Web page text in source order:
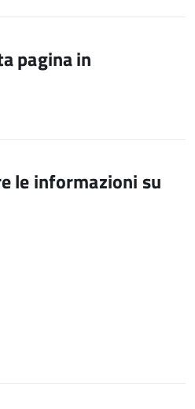
pagina in
le informazioni su